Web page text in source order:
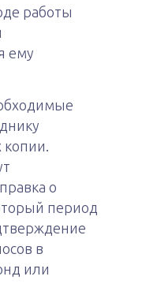
работы
ему
копии.
о
период
в
или